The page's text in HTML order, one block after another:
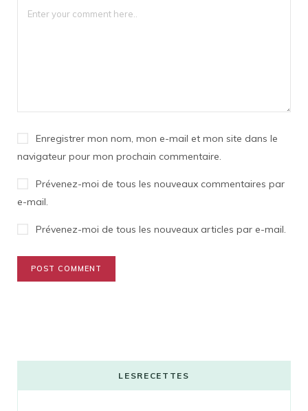
Enregistrer mon nom, mon e-mail et mon site dans le
navigateur pour mon prochain commentaire.
Prévenez-moi de tous les nouveaux commentaires par
e-mail.
Prévenez-moi de tous les nouveaux articles par e-mail.
LESRECETTES